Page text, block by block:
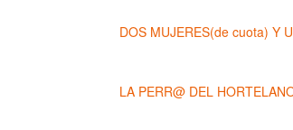
DOS MUJERES(de cuota) Y
LA PERR@ DEL